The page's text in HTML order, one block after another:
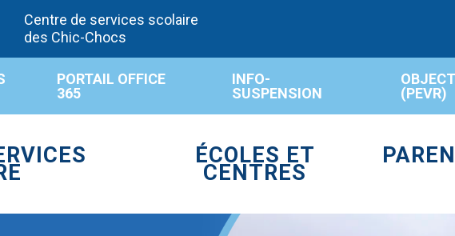
Centre de services scolaire
des Chic-Chocs
PORTAIL OFFICE
365
INFO-
SUSPENSION
(PEVR)
ÉCOLES ET
CENTRES